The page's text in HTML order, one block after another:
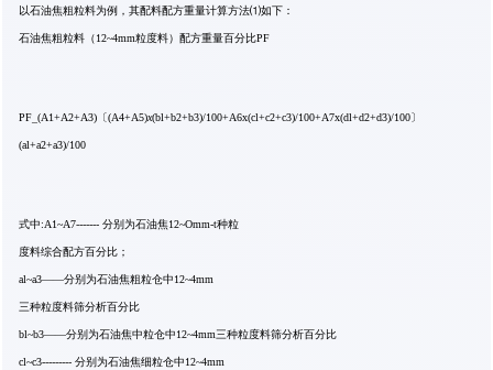
以石油焦粗粒料为例，其配料配方重量计算方法⑴如下：
石油焦粗粒料（12~4mm粒度料）配方重量百分比PF
PF_(A1+A2+A3)〔(A4+A5)x(bl+b2+b3)/100+A6x(cl+c2+c3)/100+A7x(dl+d2+d3)/100〕
(al+a2+a3)/100
式中:A1~A7------- 分别为石油焦12~Omm-t种粒
度料综合配方百分比；
al~a3——分别为石油焦粗粒仓中12~4mm
三种粒度料筛分析百分比
bl~b3——分别为石油焦中粒仓中12~4mm三种粒度料筛分析百分比
cl~c3--------- 分别为石油焦细粒仓中12~4mm